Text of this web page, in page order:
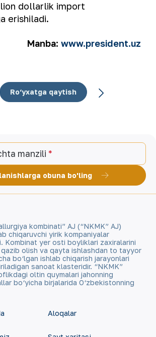
dollarlik import
erishiladi.
Manba: www.president.uz
Ro‘yxatga qaytish
manzili
obuna bo'ling
kombinati” AJ (“NKMK” AJ)
chiqaruvchi yirik kompaniyalar
Kombinat yer osti boyliklari zaxiralarini
olish va qayta ishlashdan to tayyor
bo‘lgan ishlab chiqarish jarayonlari
sanoat klasteridir. “NKMK”
oltin quymalari jahonning
bo‘yicha birjalarida O‘zbekistonning
Aloqalar